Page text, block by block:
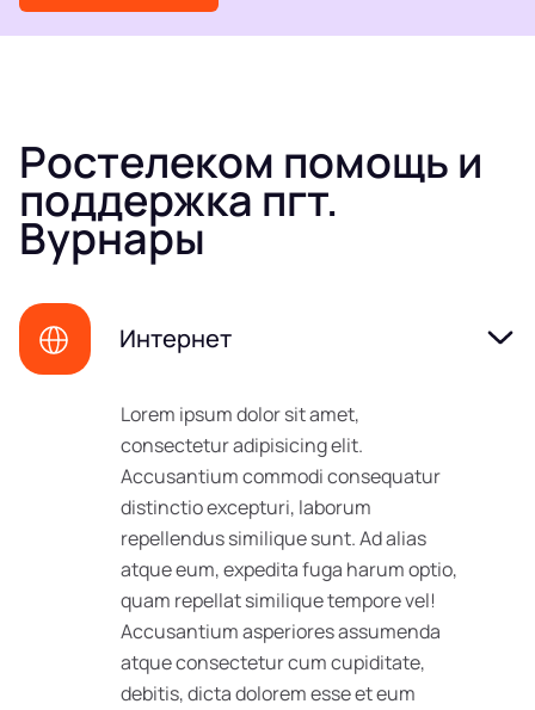
Ростелеком помощь и
поддержка пгт.
Вурнары
Интернет
Lorem ipsum dolor sit amet,
consectetur adipisicing elit.
Accusantium commodi consequatur
distinctio excepturi, laborum
repellendus similique sunt. Ad alias
atque eum, expedita fuga harum optio,
quam repellat similique tempore vel!
Accusantium asperiores assumenda
atque consectetur cum cupiditate,
debitis, dicta dolorem esse et eum